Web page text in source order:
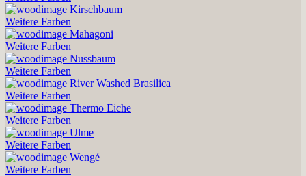
Kirschbaum
Weitere Farben
Mahagoni
Weitere Farben
Nussbaum
Weitere Farben
River Washed Brasilica
Weitere Farben
Thermo Eiche
Weitere Farben
Ulme
Weitere Farben
Wengé
Weitere Farben